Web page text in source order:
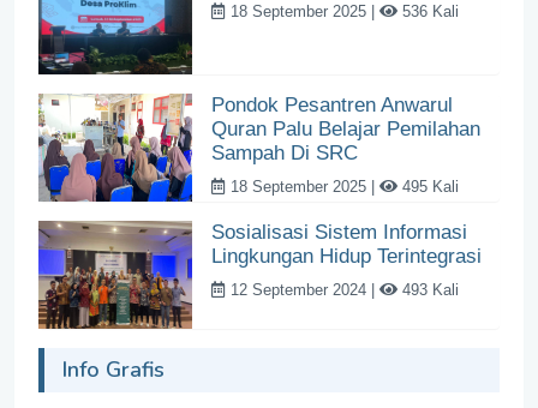
18 September 2025 | 536 Kali
Pondok Pesantren Anwarul
Quran Palu Belajar Pemilahan
Sampah Di SRC
18 September 2025 | 495 Kali
Sosialisasi Sistem Informasi
Lingkungan Hidup Terintegrasi
12 September 2024 | 493 Kali
Info Grafis